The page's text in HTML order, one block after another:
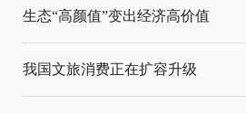
生态“高颜值”变出经济高价值
我国文旅消费正在扩容升级